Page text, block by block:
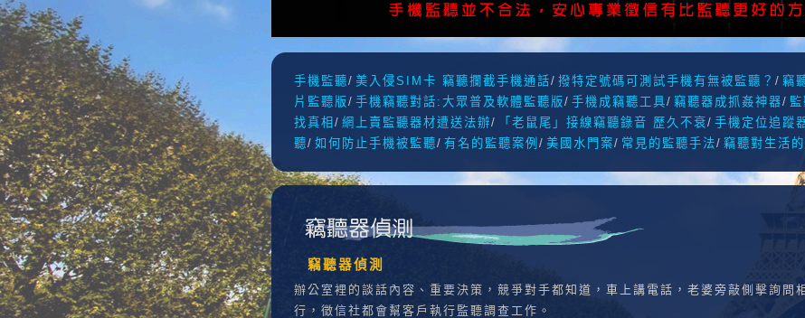
手機監聽/ 美入侵SIM卡 竊聽攔截手機通話/ 撥特定號碼可測試手機有無被監聽？ / 竊
片監聽版/ 手機竊聽對話:大眾普及軟體監聽版/ 手機成竊聽工具/ 竊聽器成抓姦神器/
找真相 / 網上賣監聽器材遭送法辦/ 「老鼠尾」接線竊聽錄音 歷久不衰/ 手機定位追蹤
聽/ 如何防止手機被監聽/ 有名的監聽案例 / 美國水門案/ 常見的監聽手法/ 竊聽對生活
竊聽器偵測
辦公室裡的談話內容、重要決策，競爭對手都知道，車上講電話，老婆旁敲側擊詢
行，徵信社都會幫客戶執行監聽調查工作。